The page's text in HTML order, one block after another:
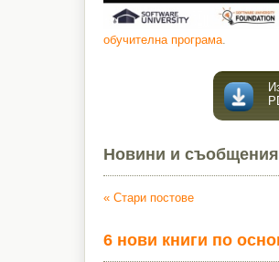
обучителна програма.
Новини и съобщения
«Стари постове
6 нови книги по